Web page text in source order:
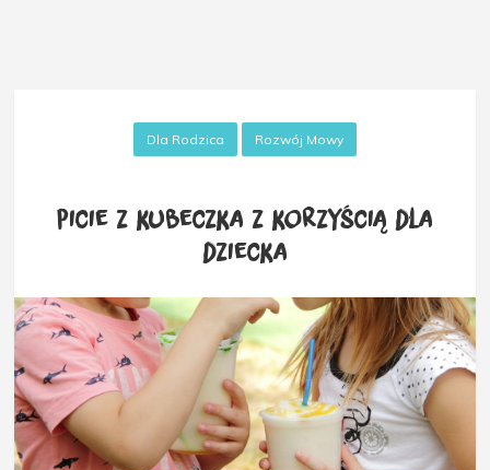
Dla Rodzica Rozwój Mowy
Picie z kubeczka z korzyścią dla
dziecka